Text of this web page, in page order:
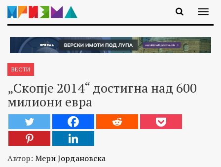
ВЕСТИ
„Скопје 2014“ достигна над 600
милиони евра
Автор: Мери Јордановска